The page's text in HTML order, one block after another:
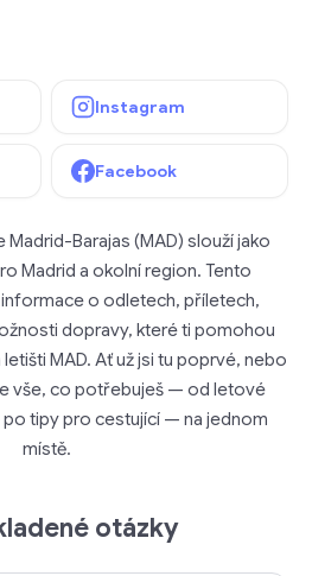
Instagram
Facebook
Barajas (MAD) slouží jako
Madrid a okolní region. Tento
o odletech, příletech,
dopravy, které ti pomohou
MAD. Ať už jsi tu poprvé, nebo
vše, co potřebuješ — od letové
po tipy pro cestující — na jednom
místě.
otázky